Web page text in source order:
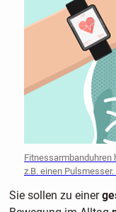
Fitnessarmbanduhren
z.B. einen
Sie sollen zu einer